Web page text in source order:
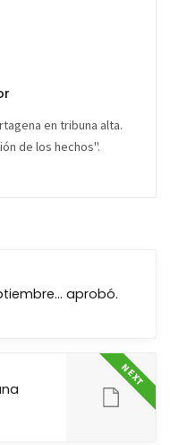
en tribuna alta.
de los hechos".
aprobó.
NEXT